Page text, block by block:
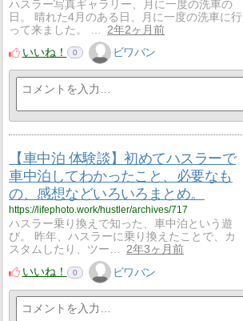
ハスラー写真ギャラリー、月に一度の洗車の
日。 晴れた4月のある日、月に一度の洗車に行
って来ました。 …
2年2ヶ月前
いいね！
0 ビワバン
【車中泊 体験談】初めてハスラーで
車中泊してわかったこと、必要なも
の、感想などいろいろまとめ。
https://lifephoto.work/hustler/archives/717
ハスラー乗り換えで知った、車中泊という遊
び。 昨年、ハスラーに乗り換えたことで、カ
スタムしたり、ツー…
2年3ヶ月前
いいね！
0 ビワバン